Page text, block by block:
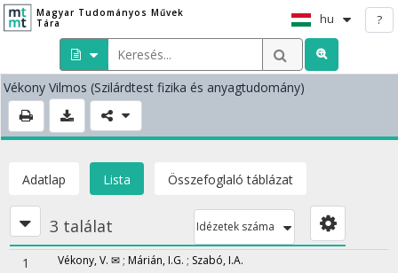
Magyar Tudományos Művek
Tára
hu ?
Vékony Vilmos (Szilárdtest fizika és anyagtudomány)
Adatlap Lista Összefoglaló táblázat
3 találat Idézetek száma
1 Vékony, V. ✉ ; Márián, I.G. ; Szabó, I.A.